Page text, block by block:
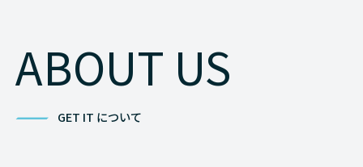
ABOUT US
GET IT について